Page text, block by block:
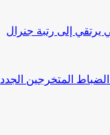
يرتقي إلى رتبة جنرال
المتخرجين الجدد